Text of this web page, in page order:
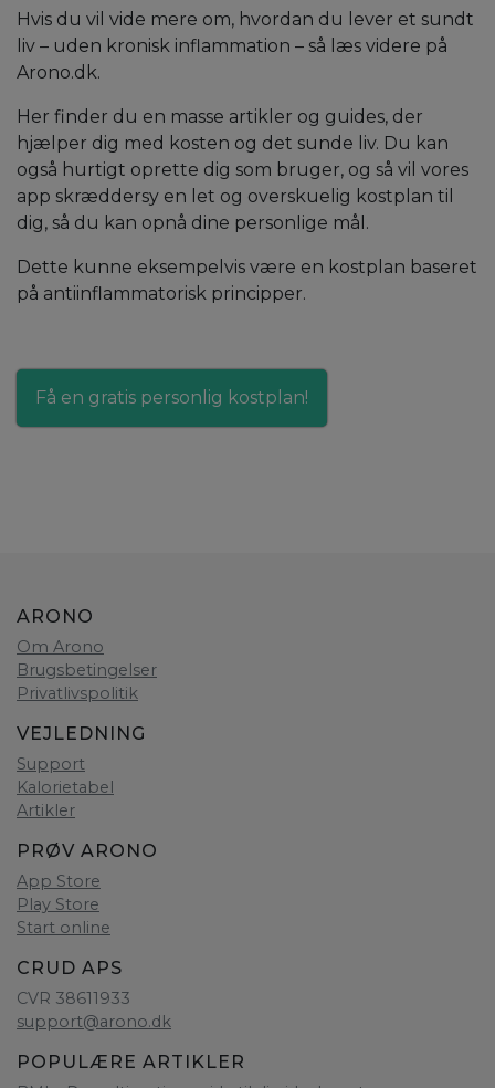
Hvis du vil vide mere om, hvordan du lever et sundt
liv – uden kronisk inflammation – så læs videre på
Arono.dk.
Her finder du en masse artikler og guides, der
hjælper dig med kosten og det sunde liv. Du kan
også hurtigt oprette dig som bruger, og så vil vores
app skræddersy en let og overskuelig kostplan til
dig, så du kan opnå dine personlige mål.
Dette kunne eksempelvis være en kostplan baseret
på antiinflammatorisk principper.
Få en gratis personlig kostplan!
ARONO
Om Arono
Brugsbetingelser
Privatlivspolitik
VEJLEDNING
Support
Kalorietabel
Artikler
PRØV ARONO
App Store
Play Store
Start online
CRUD APS
CVR 38611933
support@arono.dk
POPULÆRE ARTIKLER